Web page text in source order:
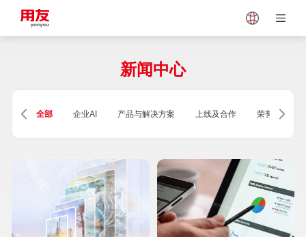
Vietnam
Singapore Malaysia
Thailand
Turkey
新闻中心
全部 企业AI 产品与解决方案 上线及合作 荣誉及资质